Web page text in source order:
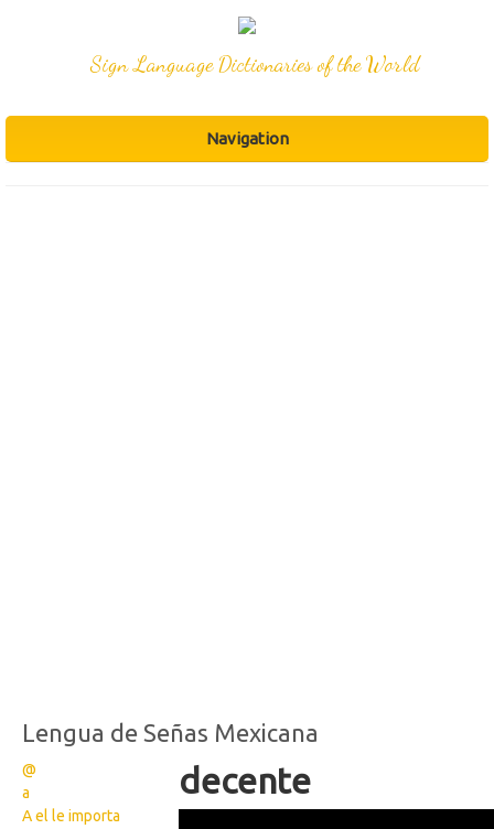
Sign Language Dictionaries of the World
Navigation
Lengua de Señas Mexicana
@
a
A el le importa
decente